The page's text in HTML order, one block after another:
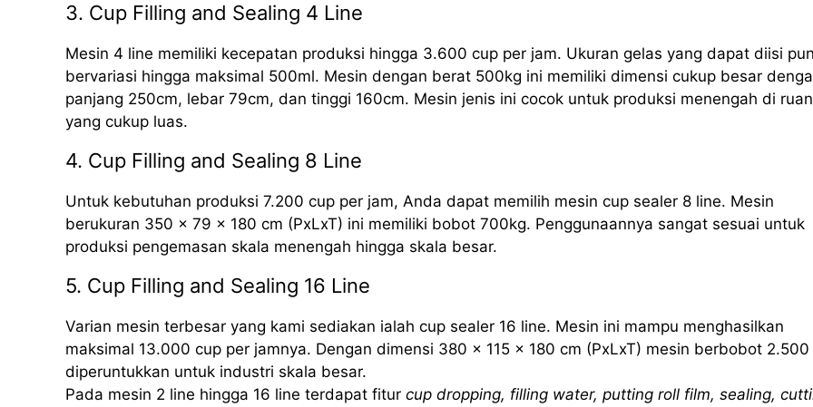
3. Cup Filling and Sealing 4 Line
Mesin 4 line memiliki kecepatan produksi hingga 3.600 cup per jam. Ukuran gelas yang dapat diisi pun
bervariasi hingga maksimal 500ml. Mesin dengan berat 500kg ini memiliki dimensi cukup besar
panjang 250cm, lebar 79cm, dan tinggi 160cm. Mesin jenis ini cocok untuk produksi menengah di
yang cukup luas.
4. Cup Filling and Sealing 8 Line
Untuk kebutuhan produksi 7.200 cup per jam, Anda dapat memilih mesin cup sealer 8 line. Mesin
berukuran 350 x 79 x 180 cm (PxLxT) ini memiliki bobot 700kg. Penggunaannya sangat sesuai untuk
produksi pengemasan skala menengah hingga skala besar.
5. Cup Filling and Sealing 16 Line
Varian mesin terbesar yang kami sediakan ialah cup sealer 16 line. Mesin ini mampu menghasilkan
maksimal 13.000 cup per jamnya. Dengan dimensi 380 x 115 x 180 cm (PxLxT) mesin berbobot 2.500
diperuntukkan untuk industri skala besar.
Pada mesin 2 line hingga 16 line terdapat fitur cup dropping, filling water, putting roll film, sealing,